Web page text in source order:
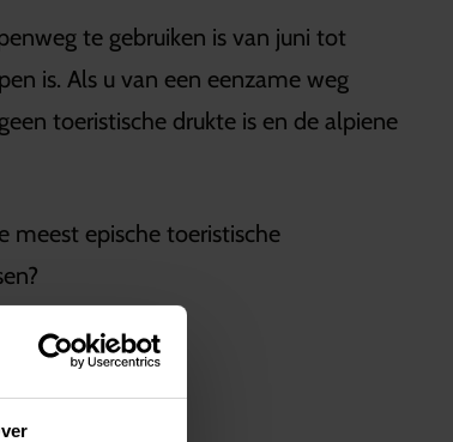
te gebruiken is van juni tot
is. Als u van een eenzame weg
toeristische drukte is en de alpiene
meest epische toeristische